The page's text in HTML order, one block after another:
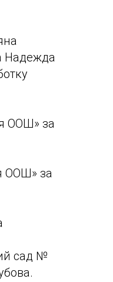
Надежда
ООШ» за
ООШ» за
сад №